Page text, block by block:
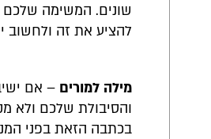
שונים. המשימה שלכם
להציע את זה ולחשוב
מילה למורים – אם
והסיבולת שלכם ולא
בכתבה הזאת בפני